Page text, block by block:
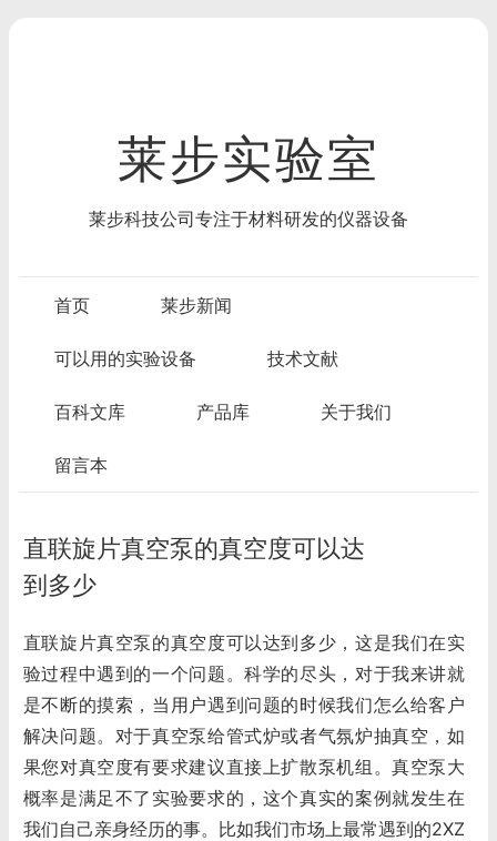
莱步实验室
莱步科技公司专注于材料研发的仪器设备
首页 莱步新闻
可以用的实验设备 技术文献
百科文库 产品库 关于我们
留言本
直联旋片真空泵的真空度可以达
到多少
直联旋片真空泵的真空度可以达到多少，这是我们在实
验过程中遇到的一个问题。科学的尽头，对于我来讲就
是不断的摸索，当用户遇到问题的时候我们怎么给客户
解决问题。对于真空泵给管式炉或者气氛炉抽真空，如
果您对真空度有要求建议直接上扩散泵机组。真空泵大
概率是满足不了实验要求的，这个真实的案例就发生在
我们自己亲身经历的事。比如我们市场上最常遇到的2XZ